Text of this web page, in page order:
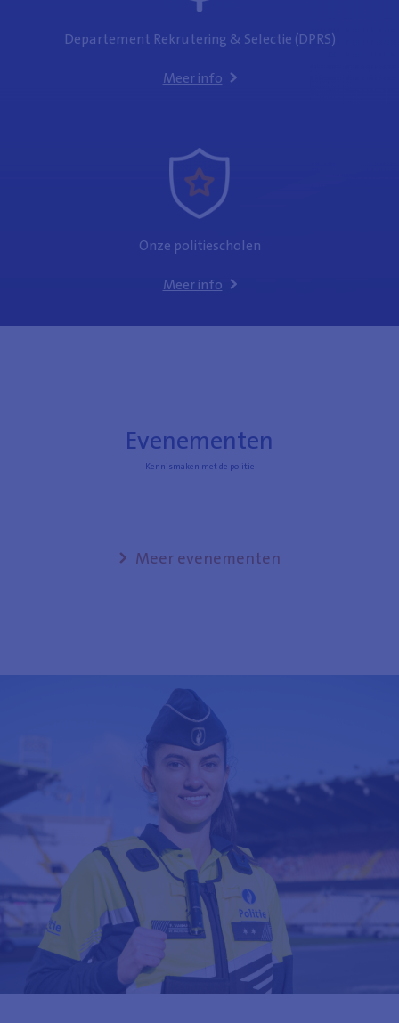
Departement Rekrutering & Selectie (DPRS)
Meer info
Onze politiescholen
Meer info
Evenementen
Kennismaken met de politie
Meer evenementen